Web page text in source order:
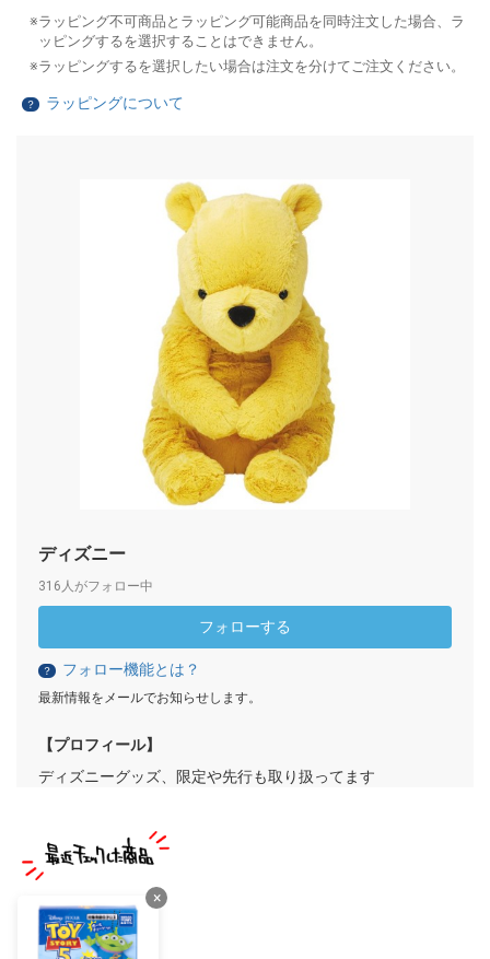
ラッピング不可商品とラッピング可能商品を同時注文した場合、ラ
ッピングするを選択することはできません。
ラッピングするを選択したい場合は注文を分けてご注文ください。
？ ラッピングについて
ディズニー
316人がフォロー中
フォローする
？ フォロー機能とは？
最新情報をメールでお知らせします。
【プロフィール】
ディズニーグッズ、限定や先行も取り扱ってます
×